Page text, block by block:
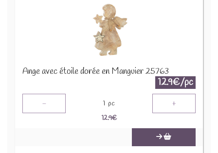
Ange avec étoile dorée en Manguier 25763
12.9€/pc
- 1 pc +
12.9€